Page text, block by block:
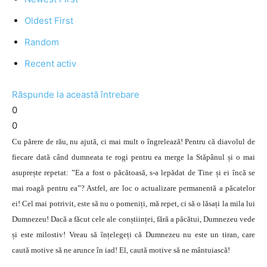
Oldest First
Random
Recent activ
Răspunde la această întrebare
0
0
Cu părere de rău, nu ajută, ci mai mult o îngrelează! Pentru că diavolul de
fiecare dată când dumneata te rogi pentru ea merge la Stăpânul și o mai
asuprește repetat: ”Ea a fost o păcătoasă, s-a lepădat de Tine și ei încă se
mai roagă pentru ea”? Astfel, are loc o actualizare permanentă a păcatelor
ei! Cel mai potrivit, este să nu o pomeniți, mă repet, ci să o lăsați la mila lui
Dumnezeu! Dacă a făcut cele ale conștiinței, fără a păcătui, Dumnezeu vede
și este milostiv! Vreau să înțelegeți că Dumnezeu nu este un tiran, care
caută motive să ne arunce în iad! El, caută motive să ne mântuiască!